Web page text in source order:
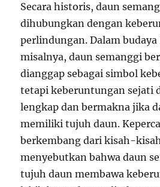
Secara historis, daun
dihubungkan dengan
perlindungan. Dalam
misalnya, daun semanggi
dianggap sebagai simbol
tetapi keberuntungan sejati
lengkap dan bermakna jika
memiliki tujuh daun.
berkembang dari kisah-
menyebutkan bahwa daun
tujuh daun membawa